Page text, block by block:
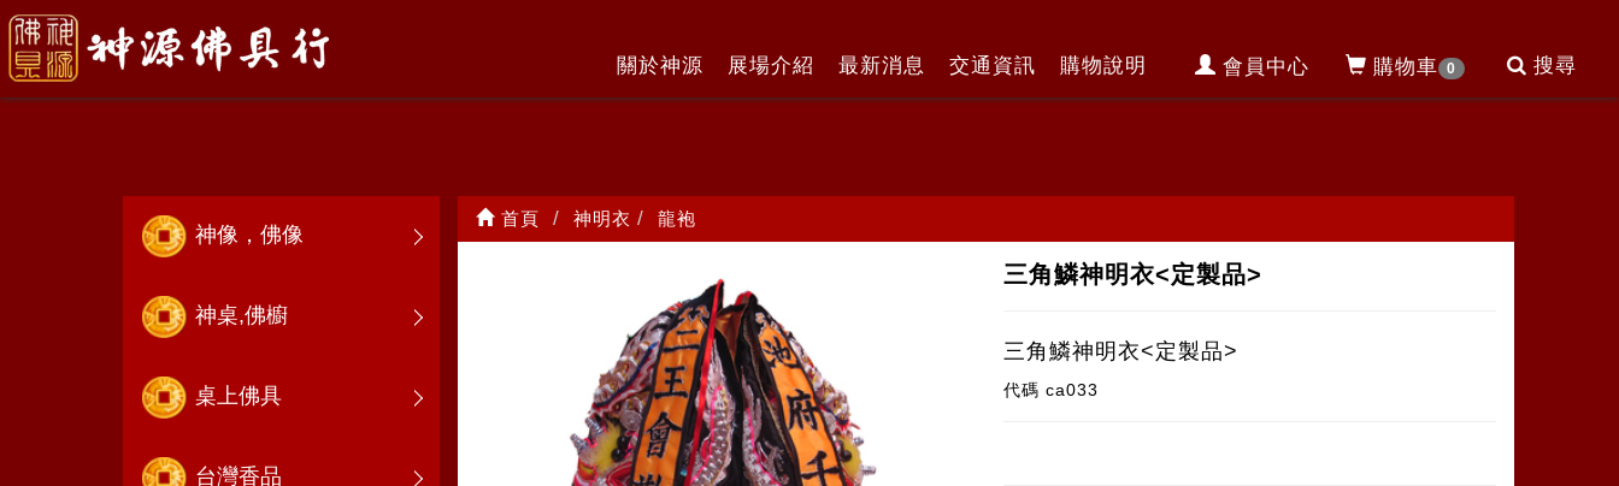
會員中心 購物車 0 搜尋
關於神源 展場介紹 最新消息 交通資訊 購物說明
龍袍
神像，佛像
神桌,佛櫥
桌上佛具
台灣香品
首頁 神明衣 龍袍
三角鱗神明衣<定製品>
三角鱗神明衣<定製品>
代碼ca033